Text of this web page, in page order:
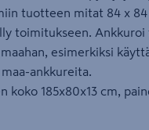
tuotteen mitat 84 x 84
toimitukseen. Ankkuroi
esimerkiksi
ankkureita.
koko 185x80x13 cm,